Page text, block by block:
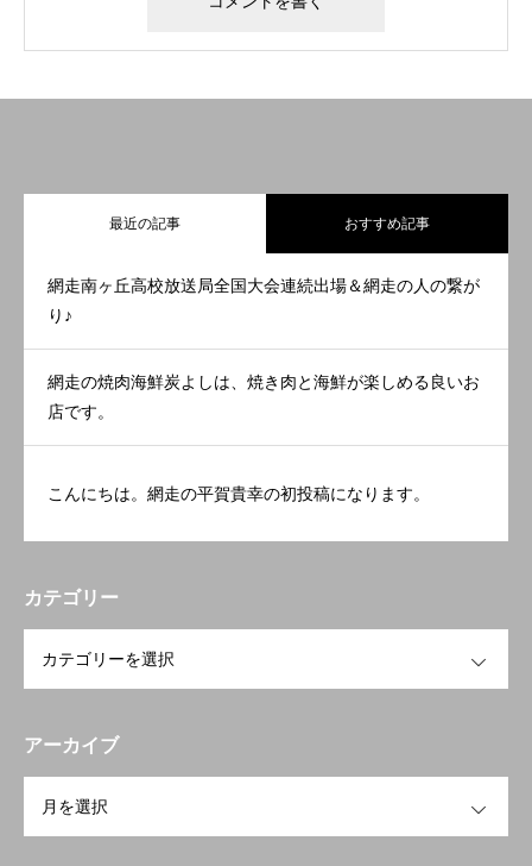
最近の記事 おすすめ記事
網走南ヶ丘高校放送局全国大会連続出場＆網走の人の繋が
り♪
網走の焼肉海鮮炭よしは、焼き肉と海鮮が楽しめる良いお
店です。
こんにちは。網走の平賀貴幸の初投稿になります。
カテゴリー
アーカイブ